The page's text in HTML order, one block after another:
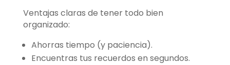
Ventajas claras de tener todo bien
organizado:
Ahorras tiempo (y paciencia).
Encuentras tus recuerdos en segundos.